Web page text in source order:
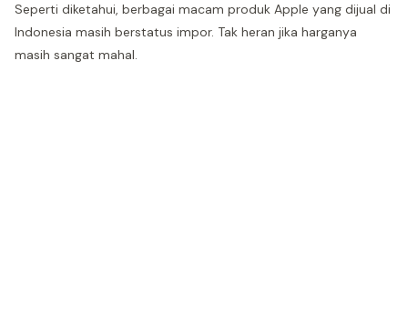
Seperti diketahui, berbagai macam produk Apple yang dijual di
Indonesia masih berstatus impor. Tak heran jika harganya
masih sangat mahal.